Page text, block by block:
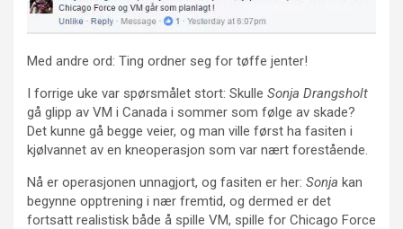
Med andre ord: Ting ordner seg for tøffe jenter!
I forrige uke var spørsmålet stort: Skulle Sonja Drangsholt
gå glipp av VM i Canada i sommer som følge av skade?
Det kunne gå begge veier, og man ville først ha fasiten i
kjølvannet av en kneoperasjon som var nært forestående.
Nå er operasjonen unnagjort, og fasiten er her: Sonja kan
begynne opptrening i nær fremtid, og dermed er det
fortsatt realistisk både å spille VM, spille for Chicago Force